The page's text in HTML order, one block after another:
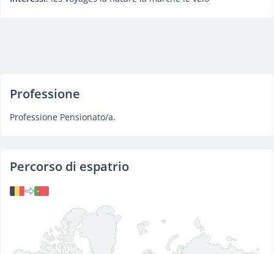
Professione
Professione Pensionato/a.
Percorso di espatrio